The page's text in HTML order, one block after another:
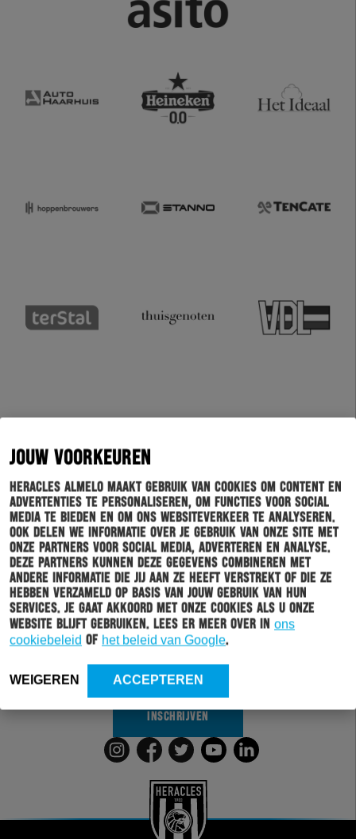
JOUW VOORKEUREN
Heracles Almelo maakt gebruik van cookies om content en
advertenties te personaliseren, om functies voor social
media te bieden en om ons websiteverkeer te analyseren.
Ook delen we informatie over je gebruik van onze site met
onze partners voor social media, adverteren en analyse.
Deze partners kunnen deze gegevens combineren met
andere informatie die jij aan ze heeft verstrekt of die ze
hebben verzameld op basis van jouw gebruik van hun
services. Je gaat akkoord met onze cookies als u onze
website blijft gebruiken. Lees er meer over in ons
cookiebeleid of het beleid van Google.
WEIGEREN ACCEPTEREN
Schrijf je in voor onze nieuwsbrief
Wil jij altijd en overal op de hoogte gehouden worden
van al het clubnieuws? Schrijf je dan in voor de
nieuwsbrief van Heracles Almelo. Doordat je zelf aan
sturen wij alleen nieuws wat voor jou relevant is.
INSCHRIJVEN